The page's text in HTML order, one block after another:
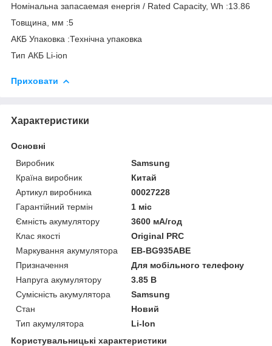
Номінальна запасаемая енергія / Rated Capacity, Wh :13.86
Товщина, мм :5
АКБ Упаковка :Технічна упаковка
Тип АКБ Li-ion
Приховати
Характеристики
Основні
Виробник
Samsung
Країна виробник
Китай
Артикул виробника
00027228
Гарантійний термін
1 міс
Ємність акумулятору
3600 мА/год
Клас якості
Original PRC
Маркування акумулятора
EB-BG935ABE
Призначення
Для мобільного телефону
Напруга акумулятору
3.85 В
Сумісність акумулятора
Samsung
Стан
Новий
Тип акумулятора
Li-Ion
Користувальницькі характеристики